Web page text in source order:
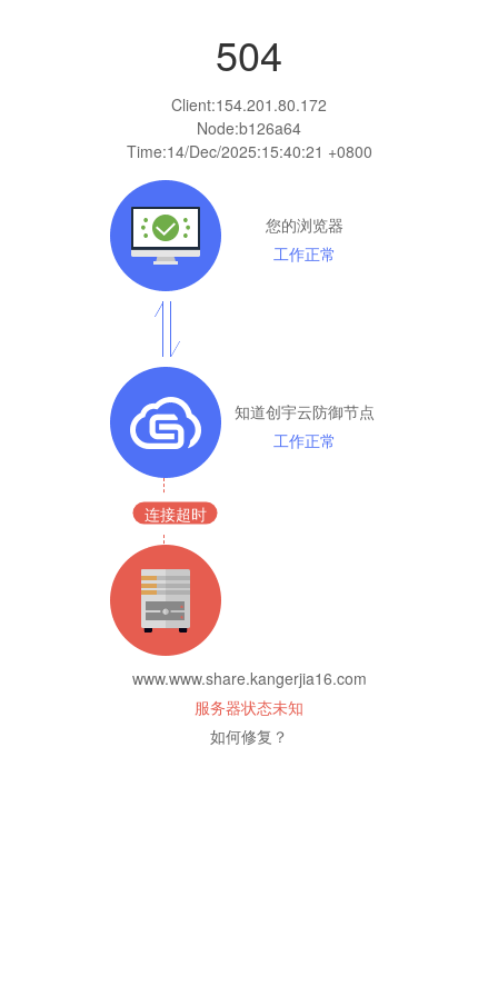
504
Client:154.201.80.172
Node:b126a64
Time:14/Dec/2025:15:40:21 +0800
您的浏览器
工作正常
知道创宇云防御节点
工作正常
连接超时
www.www.share.kangerjia16.com
服务器状态未知
如何修复？